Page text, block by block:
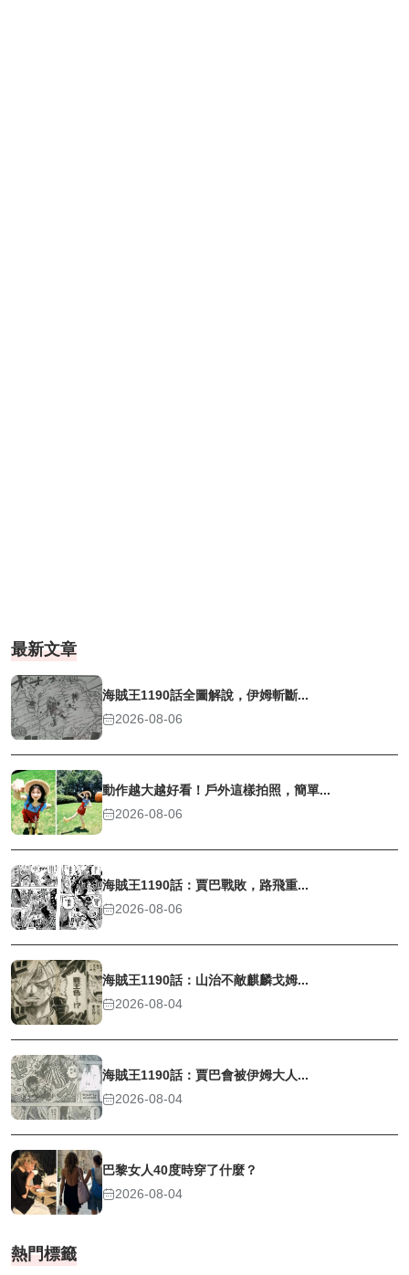
最新文章
海賊王1190話全圖解說，伊姆斬斷...
2026-08-06
動作越大越好看！戶外這樣拍照，簡單...
2026-08-06
海賊王1190話：賈巴戰敗，路飛重...
2026-08-06
海賊王1190話：山治不敵麒麟戈姆...
2026-08-04
海賊王1190話：賈巴會被伊姆大人...
2026-08-04
巴黎女人40度時穿了什麼？
2026-08-04
熱門標籤